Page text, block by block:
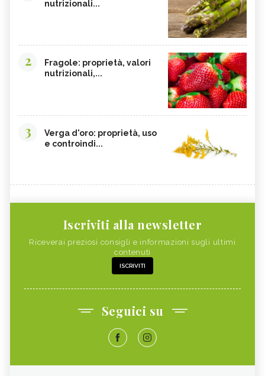
nutrizionali...
2
Fragole: proprietà, valori
nutrizionali,...
3
Verga d'oro: proprietà, uso
e controindi...
Iscriviti alla newsletter
Riceverai preziosi consigli e informazioni sugli ultimi
contenuti
ISCRIVITI
Seguici su